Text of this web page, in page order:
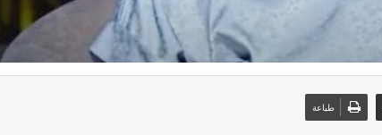
طباعة